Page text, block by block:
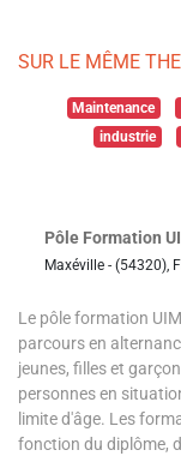
SUR LE MÊME
Maintenance
industrie
Pôle Formation
Maxéville - (54320),
Le pôle formation
parcours en
jeunes, filles et
personnes en
limite d'âge. Les
fonction du diplôme,